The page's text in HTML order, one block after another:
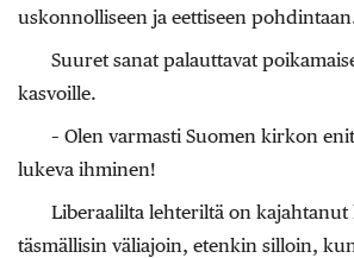
uskonnolliseen ja eettiseen
Suuret sanat palauttavat
kasvoille.
– Olen varmasti Suomen kirkon
lukeva ihminen!
Liberaalilta lehteriltä on kajahtanut
täsmällisin väliajoin, etenkin silloin,